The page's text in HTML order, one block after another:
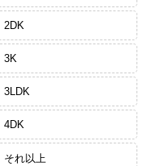
2DK
3K
3LDK
4DK
それ以上